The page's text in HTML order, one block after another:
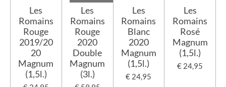
Les
Romains
Rouge
2019/20
20
Magnum
(1,5l.)
Les
Romains
Rouge
2020
Double
Magnum
(3l.)
Les
Romains
Blanc
2020
Magnum
(1,5l.)
€ 24,95
Les
Romains
Rosé
Magnum
(1,5l.)
€ 24,95